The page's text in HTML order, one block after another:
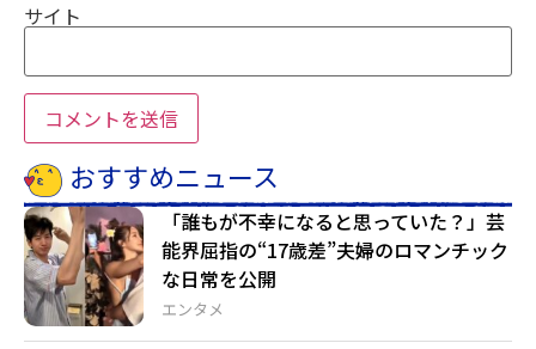
サイト
おすすめニュース
エンタメ
「誰もが不幸になると思っていた？」芸
能界屈指の“17歳差”夫婦のロマンチック
な日常を公開